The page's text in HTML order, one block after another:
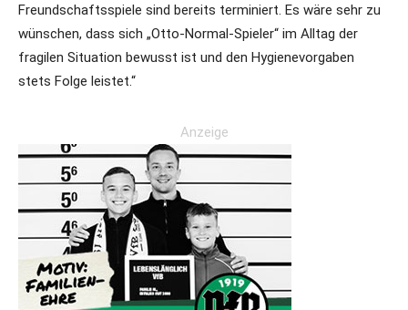
Freundschaftsspiele sind bereits terminiert. Es wäre sehr zu
wünschen, dass sich „Otto-Normal-Spieler“ im Alltag der
fragilen Situation bewusst ist und den Hygienevorgaben
stets Folge leistet.“
Anzeige